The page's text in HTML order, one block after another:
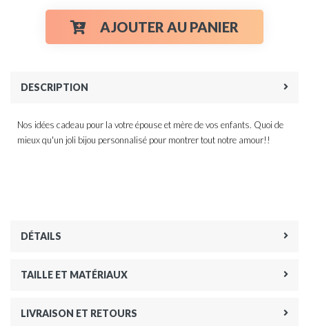
AJOUTER AU PANIER
DESCRIPTION
Nos idées cadeau pour la votre épouse et mère de vos enfants. Quoi de
mieux qu'un joli bijou personnalisé pour montrer tout notre amour!!
DÉTAILS
TAILLE ET MATÉRIAUX
LIVRAISON ET RETOURS